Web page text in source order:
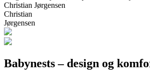
Christian Jørgensen
Christian
Jørgensen
Babynests – design og